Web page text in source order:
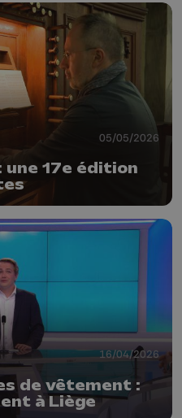
05/05/2026
17e édition
16/04/2026
de vêtement :
à Liège